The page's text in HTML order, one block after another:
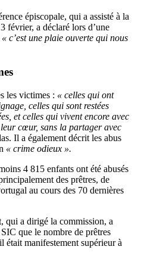
épiscopale, qui a assisté à la
février, a déclaré lors d’une
« c’est une plaie ouverte qui nous
les victimes : « celles qui ont
celles qui sont restées
et celles qui vivent encore avec
cœur, sans la partager avec
Il a également décrit les abus
« crime odieux ».
4 815 enfants ont été abusés
des prêtres, de
au cours des 70 dernières
qui a dirigé la commission, a
que le nombre de prêtres
était manifestement supérieur à